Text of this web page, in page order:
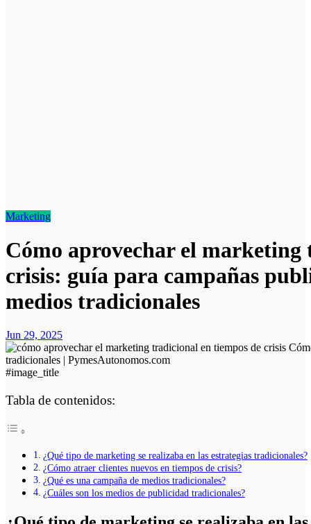
Marketing
Cómo aprovechar el
crisis: guía para campañas
medios tradicionales
Jun 29, 2025
#image_title
Tabla de contenidos:
¿Qué tipo de marketing se realizaba en las estrategias tradicionales?
¿Cómo atraer clientes nuevos en tiempos de crisis?
¿Qué es una campaña de medios tradicionales?
¿Cuáles son los medios de publicidad tradicionales?